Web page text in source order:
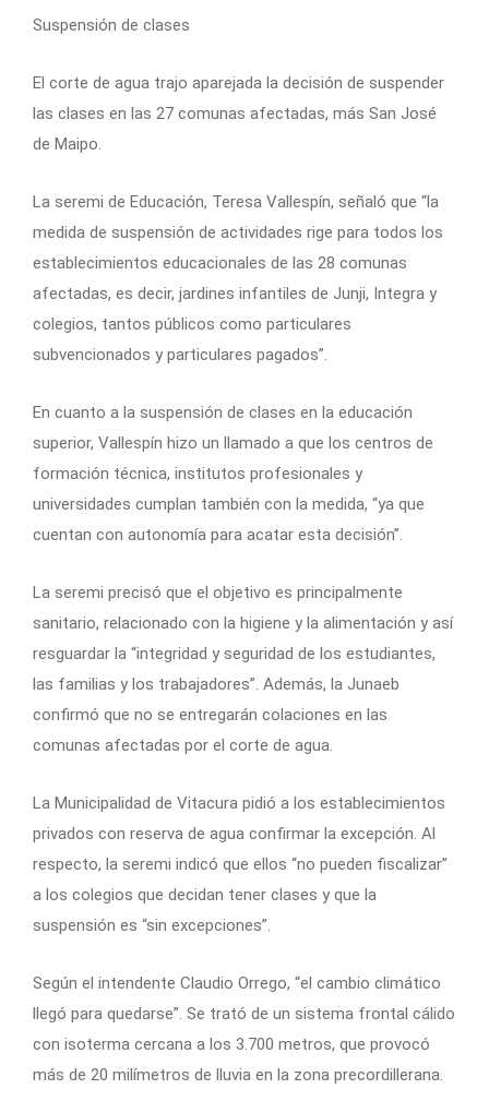
Suspensión de clases
El corte de agua trajo aparejada la decisión de suspender
las clases en las 27 comunas afectadas, más San José
de Maipo.
La seremi de Educación, Teresa Vallespín, señaló que “la
medida de suspensión de actividades rige para todos los
establecimientos educacionales de las 28 comunas
afectadas, es decir, jardines infantiles de Junji, Integra y
colegios, tantos públicos como particulares
subvencionados y particulares pagados”.
En cuanto a la suspensión de clases en la educación
superior, Vallespín hizo un llamado a que los centros de
formación técnica, institutos profesionales y
universidades cumplan también con la medida, “ya que
cuentan con autonomía para acatar esta decisión”.
La seremi precisó que el objetivo es principalmente
sanitario, relacionado con la higiene y la alimentación y así
resguardar la “integridad y seguridad de los estudiantes,
las familias y los trabajadores”. Además, la Junaeb
confirmó que no se entregarán colaciones en las
comunas afectadas por el corte de agua.
La Municipalidad de Vitacura pidió a los establecimientos
privados con reserva de agua confirmar la excepción. Al
respecto, la seremi indicó que ellos “no pueden fiscalizar”
a los colegios que decidan tener clases y que la
suspensión es “sin excepciones”.
Según el intendente Claudio Orrego, “el cambio climático
llegó para quedarse”. Se trató de un sistema frontal cálido
con isoterma cercana a los 3.700 metros, que provocó
más de 20 milímetros de lluvia en la zona precordillerana.